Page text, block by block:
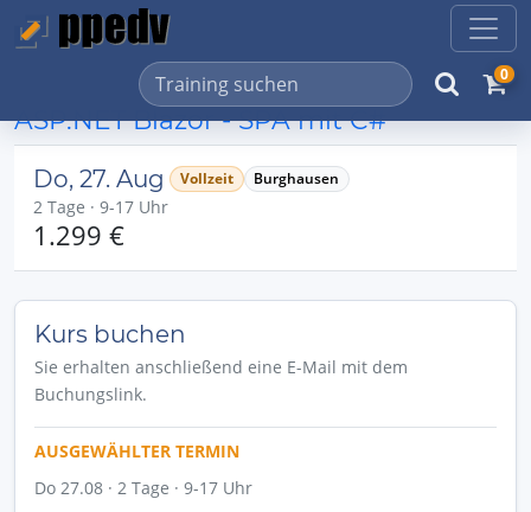
0
ASP.NET Blazor - SPA mit C#
Do, 27. Aug Vollzeit Burghausen
2 Tage · 9-17 Uhr
1.299 €
Kurs buchen
Sie erhalten anschließend eine E-Mail mit dem
Buchungslink.
AUSGEWÄHLTER TERMIN
Do 27.08 · 2 Tage · 9-17 Uhr